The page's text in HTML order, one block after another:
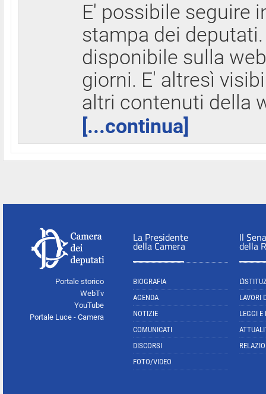
E' possibile seguire
stampa dei
disponibile sulla
giorni. E' altresì
altri contenuti della
[...continua]
Portale storico
WebTv
YouTube
Portale Luce - Camera
La Presidente
della Camera
BIOGRAFIA
AGENDA
NOTIZIE
COMUNICATI
DISCORSI
FOTO/VIDEO
Il
della
LAVORI
LEGGI E